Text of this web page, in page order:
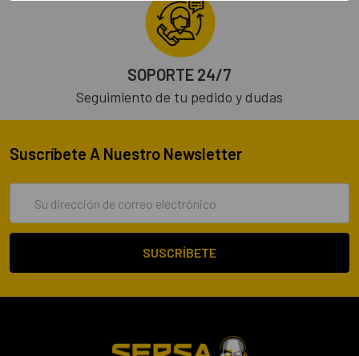
SOPORTE 24/7
Seguimiento de tu pedido y dudas
Suscríbete A Nuestro Newsletter
correo